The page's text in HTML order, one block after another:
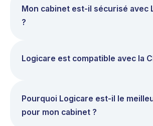
Mon cabinet est-il sécurisé avec
?
Logicare est compatible avec la
Pourquoi Logicare est-il le
pour mon cabinet ?